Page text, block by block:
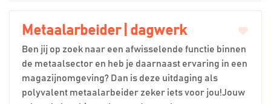
Metaalarbeider | dagwerk
Ben jij op zoek naar een afwisselende functie binnen
de metaalsector en heb je daarnaast ervaring in een
magazijnomgeving? Dan is deze uitdaging als
polyvalent metaalarbeider zeker iets voor jou!Jouw